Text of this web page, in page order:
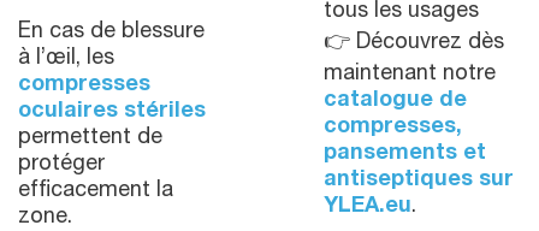
En cas de blessure
à l’œil, les
compresses
oculaires stériles
permettent de
protéger
efficacement la
zone.
tous les usages
👉 Découvrez dès
maintenant notre
catalogue de
compresses,
pansements et
antiseptiques sur
YLEA.eu.